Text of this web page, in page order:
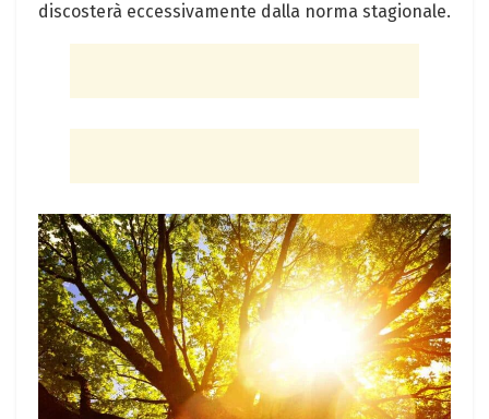
discosterà eccessivamente dalla norma stagionale.